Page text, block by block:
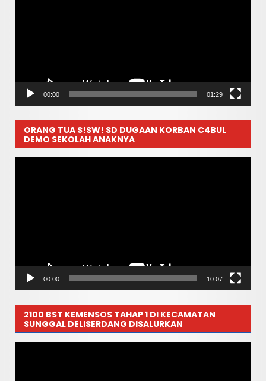
00:00 01:29
ORANG TUA S!SW! SD DUGAAN KORBAN C4BUL
DEMO SEKOLAH ANAKNYA
00:00 10:07
2100 BST KEMENSOS TAHAP 1 DI KECAMATAN
SUNGGAL DELISERDANG DISALURKAN